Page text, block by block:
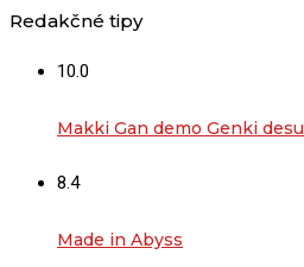
Redakčné tipy
10.0
Makki Gan demo Genki desu
8.4
Made in Abyss